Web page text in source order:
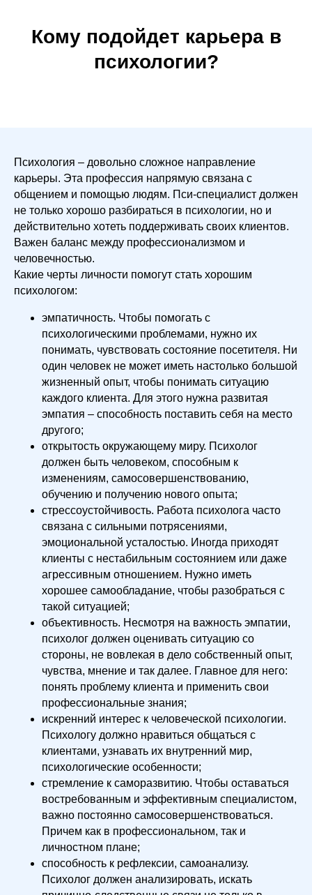
Кому подойдет карьера в
психологии?
Психология – довольно сложное направление
карьеры. Эта профессия напрямую связана с
общением и помощью людям. Пси-специалист должен
не только хорошо разбираться в психологии, но и
действительно хотеть поддерживать своих клиентов.
Важен баланс между профессионализмом и
человечностью.
Какие черты личности помогут стать хорошим
психологом:
эмпатичность. Чтобы помогать с
психологическими проблемами, нужно их
понимать, чувствовать состояние посетителя. Ни
один человек не может иметь настолько большой
жизненный опыт, чтобы понимать ситуацию
каждого клиента. Для этого нужна развитая
эмпатия – способность поставить себя на место
другого;
открытость окружающему миру. Психолог
должен быть человеком, способным к
изменениям, самосовершенствованию,
обучению и получению нового опыта;
стрессоустойчивость. Работа психолога часто
связана с сильными потрясениями,
эмоциональной усталостью. Иногда приходят
клиенты с нестабильным состоянием или даже
агрессивным отношением. Нужно иметь
хорошее самообладание, чтобы разобраться с
такой ситуацией;
объективность. Несмотря на важность эмпатии,
психолог должен оценивать ситуацию со
стороны, не вовлекая в дело собственный опыт,
чувства, мнение и так далее. Главное для него:
понять проблему клиента и применить свои
профессиональные знания;
искренний интерес к человеческой психологии.
Психологу должно нравиться общаться с
клиентами, узнавать их внутренний мир,
психологические особенности;
стремление к саморазвитию. Чтобы оставаться
востребованным и эффективным специалистом,
важно постоянно самосовершенствоваться.
Причем как в профессиональном, так и
личностном плане;
способность к рефлексии, самоанализу.
Психолог должен анализировать, искать